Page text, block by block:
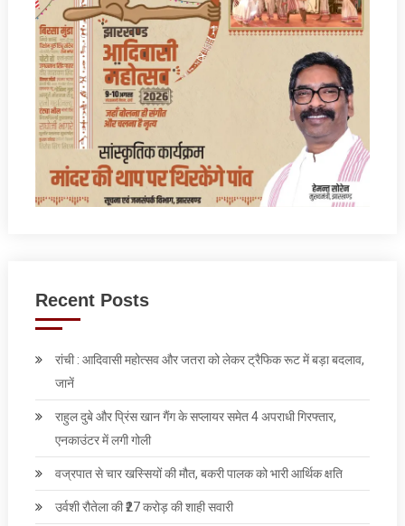
Recent Posts
रांची : आदिवासी महोत्सव और जतरा को लेकर ट्रैफिक रूट में बड़ा बदलाव,
जानें
राहुल दुबे और प्रिंस खान गैंग के सप्लायर समेत 4 अपराधी गिरफ्तार,
एनकाउंटर में लगी गोली
वज्रपात से चार खस्सियों की मौत, बकरी पालक को भारी आर्थिक क्षति
उर्वशी रौतेला की ₹27 करोड़ की शाही सवारी